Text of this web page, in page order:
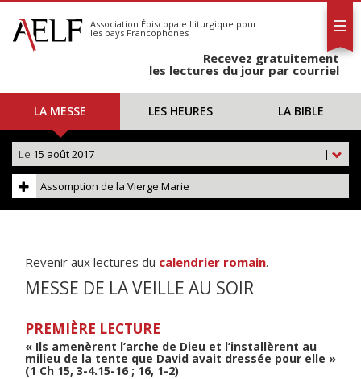
S'abonner
Calendrier
Association Épiscopale Liturgique pour
les pays Francophones
Recevez gratuitement
les lectures du jour par courriel
LA MESSE LES HEURES LA BIBLE
|
Le 15 août 2017
Assomption de la Vierge Marie
Revenir aux lectures du calendrier romain.
MESSE DE LA VEILLE AU SOIR
PREMIÈRE LECTURE
« Ils amenèrent l’arche de Dieu et l’installèrent au
milieu de la tente que David avait dressée pour elle »
(1 Ch 15, 3-4.15-16 ; 16, 1-2)